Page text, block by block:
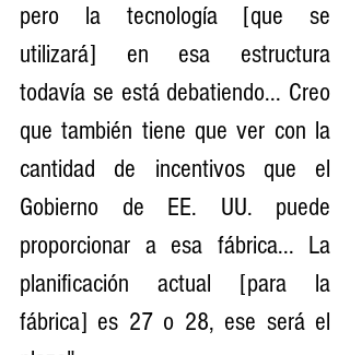
pero la tecnología [que se
utilizará] en esa estructura
todavía se está debatiendo... Creo
que también tiene que ver con la
cantidad de incentivos que el
Gobierno de EE. UU. puede
proporcionar a esa fábrica... La
planificación actual [para la
fábrica] es 27 o 28, ese será el